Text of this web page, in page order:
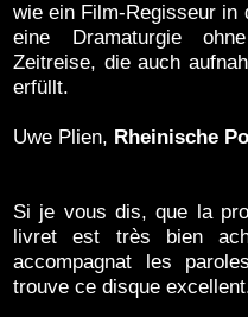
wie ein Film-Regisseur in
eine Dramaturgie
Zeitreise, die auch
erfüllt.
Uwe Plien, Rheinische
Si je vous dis, que la
livret est très bien
accompagnat les
trouve ce disque